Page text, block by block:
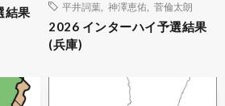
結果
平井詞葉
神澤恵佑 菅倫太朗
2026 インターハイ予選結果
(兵庫)